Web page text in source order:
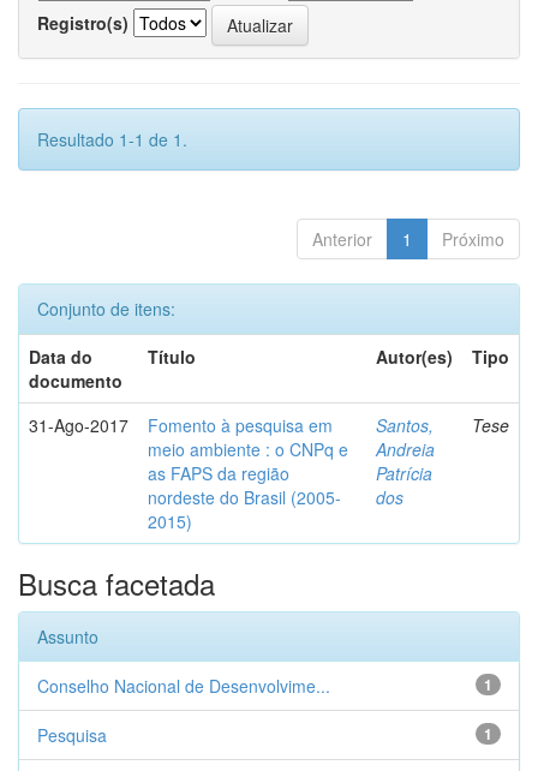
Registro(s)
Resultado 1-1 de 1.
Anterior 1 Próximo
Conjunto de itens:
Data do
documento
Título Autor(es) Tipo
31-Ago-2017
Fomento à pesquisa em
meio ambiente : o CNPq e
as FAPS da região
nordeste do Brasil (2005-
2015)
Santos,
Andreia
Patrícia
dos
Tese
Busca facetada
Assunto
1
Conselho Nacional de Desenvolvime...
1
Pesquisa